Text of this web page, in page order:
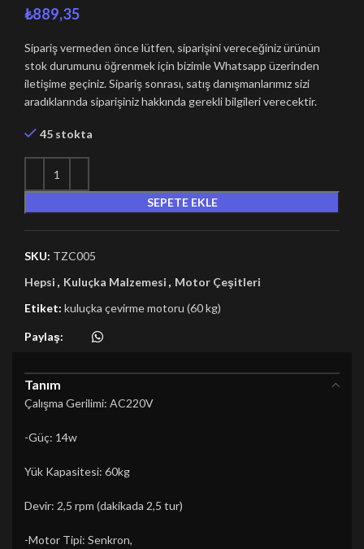
₺889,35
Sipariş vermeden önce lütfen, siparişini vereceğiniz ürünün
stok durumunu öğrenmek için bizimle Whatsapp üzerinden
iletişime geçiniz. Sipariş sonrası, satış danışmanlarımız sizi
aradıklarında siparişiniz hakkında gerekli bilgileri verecektir.
45 stokta
SEPETE EKLE
SKU: TZC005
Hepsi , Kuluçka Malzemesi , Motor Çeşitleri
Etiket: kuluçka çevirme motoru (60 kg)
Paylaş:
Tanım
Çalışma Gerilimi: AC220V
-Güç: 14w
Yük Kapasitesi: 60kg
Devir: 2,5 rpm (dakikada 2,5 tur)
-Motor Tipi: Senkron,